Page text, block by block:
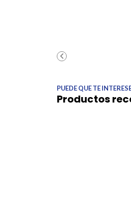
PUEDE QUE TE
Productos